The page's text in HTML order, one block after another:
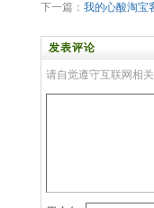
下一篇： 我的心酸淘宝
发表评论
请自觉遵守互联网相